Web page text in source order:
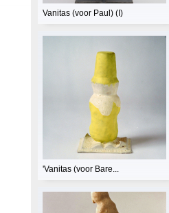
Vanitas (voor Paul) (I)
'Vanitas (voor Bare...